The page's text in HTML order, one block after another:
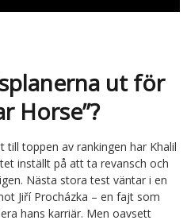
ut för
Horse”?
till toppen av rankingen har Khalil
inställt på att ta revansch och
Nästa stora test väntar i en
Jiří Procházka – en fajt som
hans karriär. Men oavsett